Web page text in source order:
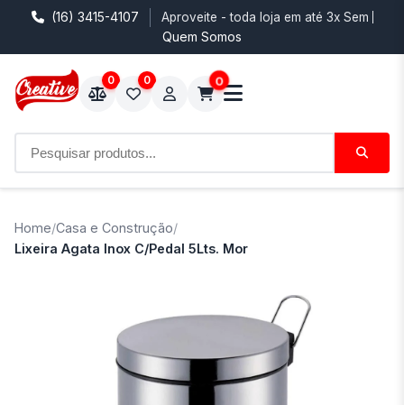
(16) 3415-4107 Aproveite - toda loja em até 3x Sem
Quem Somos
0 0 0
Home/Casa e Construção/
Lixeira Agata Inox C/Pedal 5Lts. Mor